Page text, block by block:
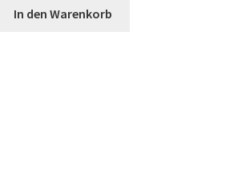
In den Warenkorb